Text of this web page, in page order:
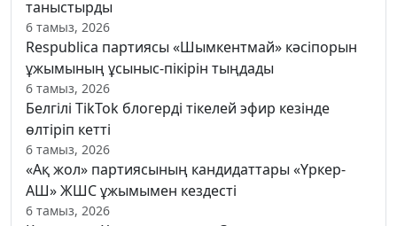
таныстырды
6 тамыз, 2026
Respublica партиясы «Шымкентмай» кәсіпорын
ұжымының ұсыныс-пікірін тыңдады
6 тамыз, 2026
Белгілі TikTok блогерді тікелей эфир кезінде
өлтіріп кетті
6 тамыз, 2026
«Ақ жол» партиясының кандидаттары «Үркер-
АШ» ЖШС ұжымымен кездесті
6 тамыз, 2026